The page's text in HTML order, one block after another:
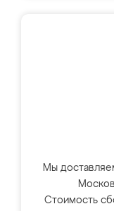
Мы
Стоимость